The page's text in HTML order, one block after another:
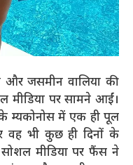
जसमीन वालिया की
मीडिया पर सामने आईं।
के म्यकोनोस में एक ही पूल
वह भी कुछ ही दिनों के
मीडिया पर फैंस ने